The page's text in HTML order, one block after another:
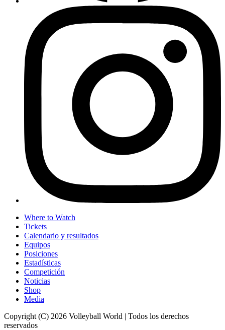
Where to Watch
Tickets
Calendario y resultados
Equipos
Posiciones
Estadísticas
Competición
Noticias
Shop
Media
Copyright (C) 2026 Volleyball World | Todos los derechos
reservados